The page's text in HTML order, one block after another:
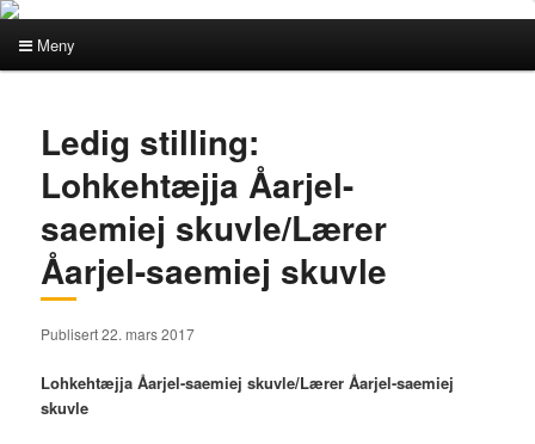
Meny
direkte
til
hovedinnholdet
direkte
til
sekundærinnholdet
Ledig stilling:
Lohkehtæjja Åarjel-
saemiej skuvle/Lærer
Åarjel-saemiej skuvle
Publisert 22. mars 2017
Lohkehtæjja Åarjel-saemiej skuvle/Lærer Åarjel-saemiej
skuvle